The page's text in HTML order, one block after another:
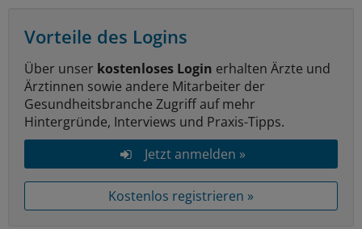
Vorteile des Logins
Über unser kostenloses Login erhalten Ärzte und
Ärztinnen sowie andere Mitarbeiter der
Gesundheitsbranche Zugriff auf mehr
Hintergründe, Interviews und Praxis-Tipps.
Jetzt anmelden »
Kostenlos registrieren »